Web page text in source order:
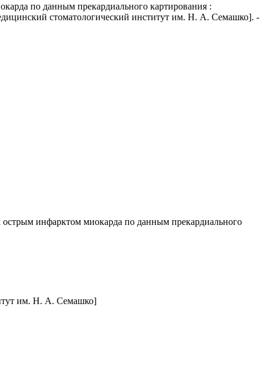
по данным прекардиального картирования :
стоматологический институт им. Н. А. Семашко]. -
инфарктом миокарда по данным прекардиального
им. Н. А. Семашко]